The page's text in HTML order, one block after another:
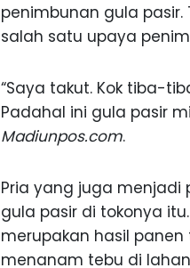
penimbunan gula
salah satu upaya
“Saya takut. Kok tiba-
Padahal ini gula pasir
Madiunpos.com.
Pria yang juga
gula pasir di tokonya
merupakan hasil
menanam tebu di lahan
MANIS, LEGIT, DAN
DURIAN SEGULUNG